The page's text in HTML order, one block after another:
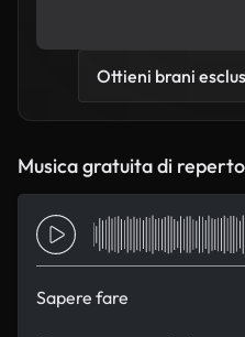
Ottieni brani
Musica gratuita di
Sapere fare